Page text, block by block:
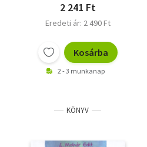
2 241 Ft
Eredeti ár: 2 490 Ft
Kosárba
2 - 3 munkanap
KÖNYV